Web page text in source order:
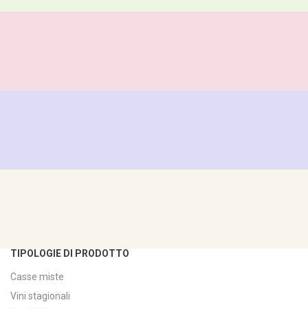
TIPOLOGIE DI PRODOTTO
Casse miste
Vini stagionali